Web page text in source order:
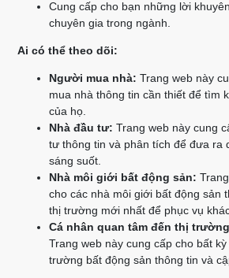
Cung cấp cho bạn những lời
chuyên gia trong ngành.
Ai có thể theo dõi:
Người mua nhà: Trang web này
mua nhà thông tin cần thiết để tìm
của họ.
Nhà đầu tư: Trang web này cung
tư thông tin và phân tích để đưa ra
sáng suốt.
Nhà môi giới bất động sản:
cho các nhà môi giới bất động sản
thị trường mới nhất để phục vụ
Cá nhân quan tâm đến thị
Trang web này cung cấp cho bất
trường bất động sản thông tin và